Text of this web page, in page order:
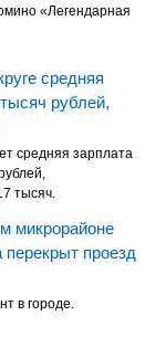
«Легендарная
средняя
рублей,
средняя зарплата
тысяч.
микрорайоне
проезд
в городе.